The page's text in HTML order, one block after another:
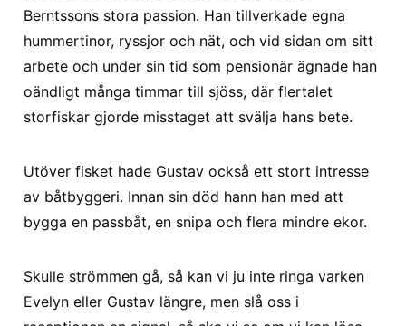
Berntssons stora passion. Han tillverkade egna
hummertinor, ryssjor och nät, och vid sidan om sitt
arbete och under sin tid som pensionär ägnade han
oändligt många timmar till sjöss, där flertalet
storfiskar gjorde misstaget att svälja hans bete.
Utöver fisket hade Gustav också ett stort intresse
av båtbyggeri. Innan sin död hann han med att
bygga en passbåt, en snipa och flera mindre ekor.
Skulle strömmen gå, så kan vi ju inte ringa varken
Evelyn eller Gustav längre, men slå oss i